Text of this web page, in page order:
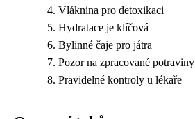
Vláknina pro detoxikaci
Hydratace je klíčová
Bylinné čaje pro játra
Pozor na zpracované potraviny
Pravidelné kontroly u lékaře